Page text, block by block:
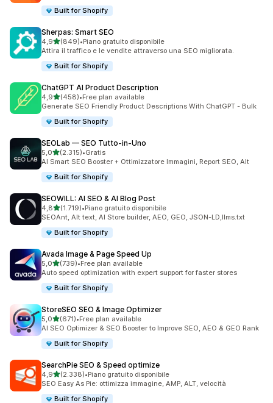
Built for Shopify
Sherpas: Smart SEO
4,9stelle su 5
(849)
849 recensioni totali
•Piano gratuito disponibile
Attira il traffico e le vendite attraverso una SEO migliorata.
Built for Shopify
ChatGPT AI Product Description
4,9stelle su 5
(458)
458 recensioni totali
•Free plan available
Generate SEO Friendly Product Descriptions With ChatGPT - Bulk
Built for Shopify
SEOLab — SEO Tutto‑in‑Uno
5,0stelle su 5
(2.315)
2315 recensioni totali
•Gratis
AI Smart SEO Booster + Ottimizzatore Immagini, Report SEO, Alt
Built for Shopify
SEOWILL: AI SEO & AI Blog Post
4,8stelle su 5
(1.719)
1719 recensioni totali
•Piano gratuito disponibile
SEOAnt, Alt text, AI Store builder, AEO, GEO, JSON-LD,llms.txt
Built for Shopify
Avada Image & Page Speed Up
5,0stelle su 5
(739)
739 recensioni totali
•Free plan available
Auto speed optimization with expert support for faster stores
Built for Shopify
StoreSEO SEO & Image Optimizer
5,0stelle su 5
(671)
671 recensioni totali
•Free plan available
AI SEO Optimizer & SEO Booster to Improve SEO, AEO & GEO Rank
Built for Shopify
SearchPie SEO & Speed optimize
4,9stelle su 5
(2.338)
2338 recensioni totali
•Piano gratuito disponibile
SEO Easy As Pie: ottimizza immagine, AMP, ALT, velocità
Built for Shopify